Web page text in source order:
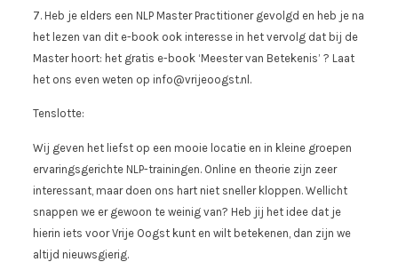
7. Heb je elders een NLP Master Practitioner gevolgd en heb je na
het lezen van dit e-book ook interesse in het vervolg dat bij de
Master hoort: het gratis e-book ‘Meester van Betekenis’ ? Laat
het ons even weten op info@vrijeoogst.nl.
Tenslotte:
Wij geven het liefst op een mooie locatie en in kleine groepen
ervaringsgerichte NLP-trainingen. Online en theorie zijn zeer
interessant, maar doen ons hart niet sneller kloppen. Wellicht
snappen we er gewoon te weinig van? Heb jij het idee dat je
hierin iets voor Vrije Oogst kunt en wilt betekenen, dan zijn we
altijd nieuwsgierig.